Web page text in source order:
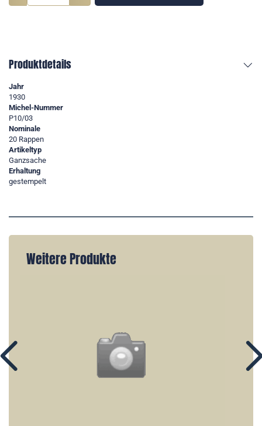
Produktdetails
Jahr
1930
Michel-Nummer
P10/03
Nominale
20 Rappen
Artikeltyp
Ganzsache
Erhaltung
gestempelt
Weitere Produkte